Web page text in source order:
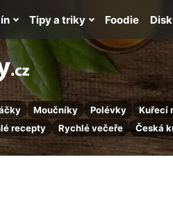
Moučníky Polévky Kuřecí
recepty Rychlé večeře Česká
Tipy a triky Foodie